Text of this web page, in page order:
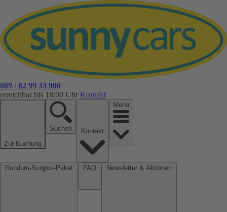
089 / 82 99 33 900
erreichbar bis 18:00 Uhr Kontakt
Zur Buchung
Suchen
Menü